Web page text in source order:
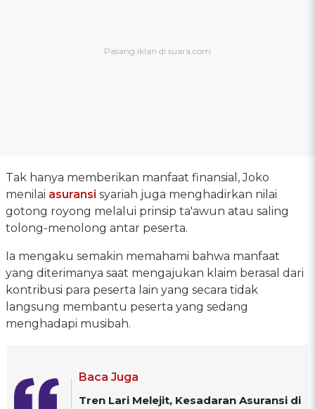
Tak hanya memberikan manfaat finansial, Joko
menilai asuransi syariah juga menghadirkan nilai
gotong royong melalui prinsip ta'awun atau saling
tolong-menolong antar peserta.
Ia mengaku semakin memahami bahwa manfaat
yang diterimanya saat mengajukan klaim berasal dari
kontribusi para peserta lain yang secara tidak
langsung membantu peserta yang sedang
menghadapi musibah.
Baca Juga
Tren Lari Melejit, Kesadaran Asuransi di